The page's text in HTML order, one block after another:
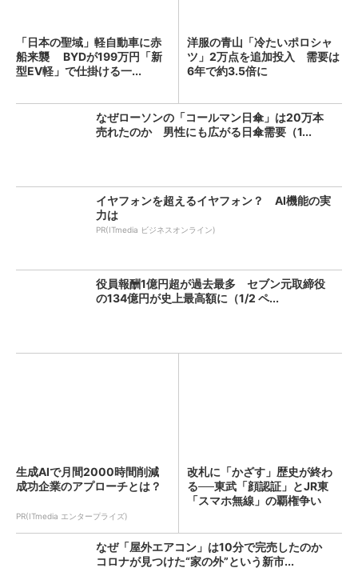
「日本の聖域」軽自動車に赤
船来襲 BYDが199万円「新
型EV軽」で仕掛ける一...
洋服の青山「冷たいポロシャ
ツ」2万点を追加投入 需要は
6年で約3.5倍に
なぜローソンの「コールマン日傘」は20万本
売れたのか 男性にも広がる日傘需要（1...
イヤフォンを超えるイヤフォン？ AI機能の実
力は
PR(ITmedia ビジネスオンライン)
役員報酬1億円超が過去最多 セブン元取締役
の134億円が史上最高額に（1/2 ペ...
生成AIで月間2000時間削減
成功企業のアプローチとは？
PR(ITmedia エンタープライズ)
改札に「かざす」歴史が終わ
る──東武「顔認証」とJR東
「スマホ無線」の覇権争い
なぜ「屋外エアコン」は10分で完売したのか
コロナが見つけた“家の外”という新市...